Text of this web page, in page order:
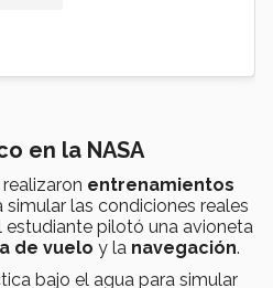
en la NASA
entrenamientos
simular las condiciones reales
estudiante pilotó una avioneta
de vuelo y la navegación.
bajo el agua para simular